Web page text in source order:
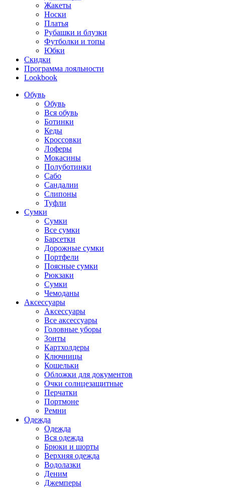
Жакеты
Носки
Платья
Рубашки и блузки
Футболки и топы
Юбки
Скидки
Программа лояльности
Lookbook
Обувь
Обувь
Вся обувь
Ботинки
Кеды
Кроссовки
Лоферы
Мокасины
Полуботинки
Сабо
Сандалии
Слипоны
Туфли
Сумки
Сумки
Все сумки
Барсетки
Дорожные сумки
Портфели
Поясные сумки
Рюкзаки
Сумки
Чемоданы
Аксессуары
Аксессуары
Все аксессуары
Головные уборы
Зонты
Картхолдеры
Ключницы
Кошельки
Обложки для документов
Очки солнцезащитные
Перчатки
Портмоне
Ремни
Одежда
Одежда
Вся одежда
Брюки и шорты
Верхняя одежда
Водолазки
Деним
Джемперы